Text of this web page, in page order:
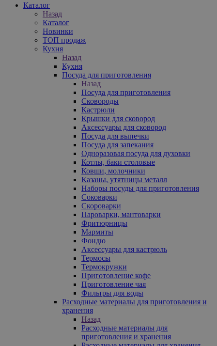
Каталог
Назад
Каталог
Новинки
ТОП продаж
Кухня
Назад
Кухня
Посуда для приготовления
Назад
Посуда для приготовления
Сковороды
Кастрюли
Крышки для сковород
Аксессуары для сковород
Посуда для выпечки
Посуда для запекания
Одноразовая посуда для духовки
Котлы, баки столовые
Ковши, молочники
Казаны, утятницы металл
Наборы посуды для приготовления
Соковарки
Скороварки
Пароварки, мантоварки
Фритюрницы
Мармиты
Фондю
Аксессуары для кастрюль
Термосы
Термокружки
Приготовление кофе
Приготовление чая
Фильтры для воды
Расходные материалы для приготовления и
хранения
Назад
Расходные материалы для
приготовления и хранения